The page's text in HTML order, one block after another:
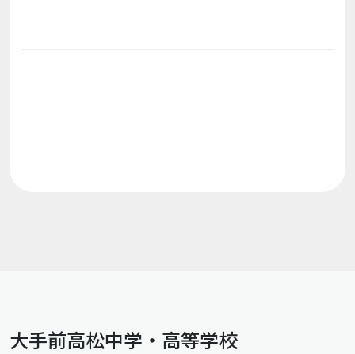
大手前高松中学・高等学校